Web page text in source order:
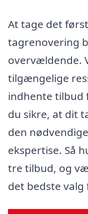
At tage det
tagrenovering
overvældende.
tilgængelige
indhente tilbud
du sikre, at dit
den
ekspertise. Så
tre tilbud, og
det bedste